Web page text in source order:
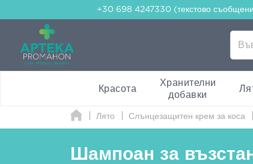
+30 698 4247330 (текстово
Красота
Хранителни
добавки
Лято Слънцезащитен крем за коса
Шампоан за